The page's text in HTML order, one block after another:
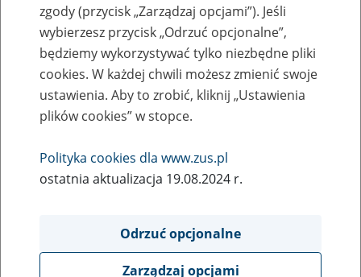
Zaproś ZUS do siebie - zakładanie profili
eZUS w siedzibie Twojej firmy
Rodzaj wydarzenia
Szkolenia
obsługa klientów
zgody (przycisk „Zarządzaj opcjami”). Jeśli
wybierzesz przycisk „Odrzuć opcjonalne”,
będziemy wykorzystywać tylko niezbędne pliki
cookies. W każdej chwili możesz zmienić swoje
ustawienia. Aby to zrobić, kliknij „Ustawienia
plików cookies” w stopce.
Polityka cookies dla www.zus.pl
ostatnia aktualizacja 19.08.2024 r.
Odrzuć opcjonalne
Zarządzaj opcjami